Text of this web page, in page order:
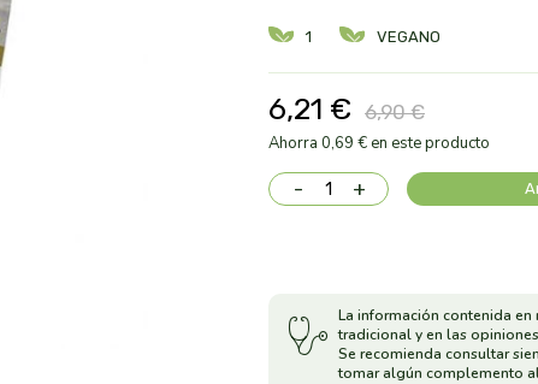
1 VEGANO
6,21 € 6,90 €
Ahorra 0,69 € en este producto
- +
La información contenida en
tradicional y en las
Se recomienda consultar
tomar algún complemento